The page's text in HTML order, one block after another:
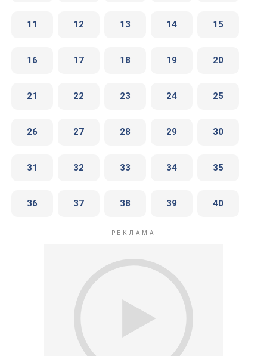
11 12 13 14 15
16 17 18 19 20
21 22 23 24 25
26 27 28 29 30
31 32 33 34 35
36 37 38 39 40